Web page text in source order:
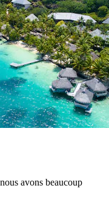
avons beaucoup